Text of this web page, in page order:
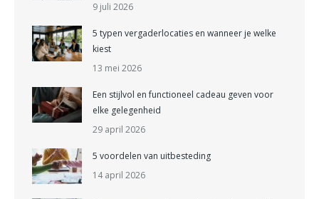
9 juli 2026
5 typen vergaderlocaties en wanneer je welke
kiest
13 mei 2026
Een stijlvol en functioneel cadeau geven voor
elke gelegenheid
29 april 2026
5 voordelen van uitbesteding
14 april 2026